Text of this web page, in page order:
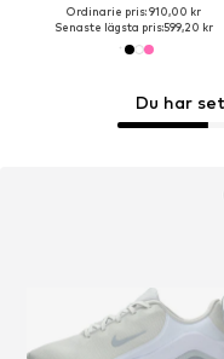
Ordinarie pris: 910,00 kr
Senaste lägsta pris:599,20 kr
Du har